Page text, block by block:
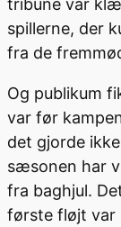
tribune var
spillerne, der
fra de
Og publikum
var før
det gjorde
sæsonen har
fra baghjul.
første fløjt var